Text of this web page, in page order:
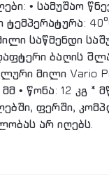
• სამუშაო
ტემპერატურა:
საწმენდი
ბაღის
მილი Vario
მმ • წონა: 12 კგ
ფერში,
არ იღებს.